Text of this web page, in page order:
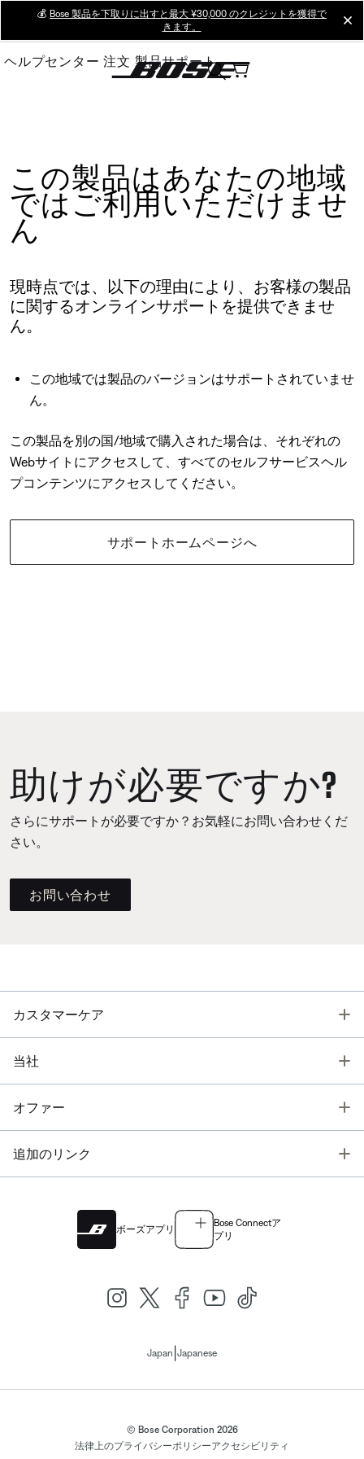
Main
💰 Bose 製品を下取りに出すと最大 ¥30,000 のクレジットを獲得で
きます。
ヘルプセンター 注文 製品サポート
この製品はあなたの地域
ではご利用いただけませ
ん
現時点では、以下の理由により、お客様の製品
に関するオンラインサポートを提供できませ
ん。
この地域では製品のバージョンはサポートされていませ
ん。
この製品を別の国/地域で購入された場合は、それぞれの
Webサイトにアクセスして、すべてのセルフサービスヘル
プコンテンツにアクセスしてください。
サポートホームページへ
助けが必要ですか?
さらにサポートが必要ですか？お気軽にお問い合わせくだ
さい。
お問い合わせ
カスタマーケア
当社
オファー
追加のリンク
ボーズアプリ
Bose Connectア
プリ
Japan Japanese
© Bose Corporation 2026
法律上のプライバシーポリシーアクセシビリティ